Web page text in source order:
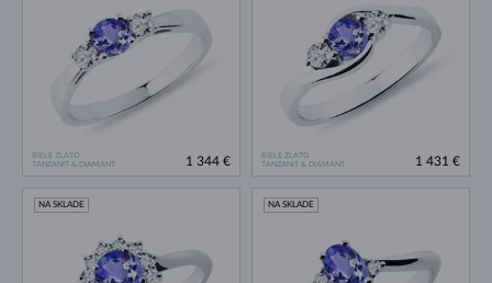
BIELE ZLATO
TANZANIT & DIAMANT
1 344 €
BIELE ZLATO
TANZANIT & DIAMANT
1 431 €
NA SKLADE NA SKLADE